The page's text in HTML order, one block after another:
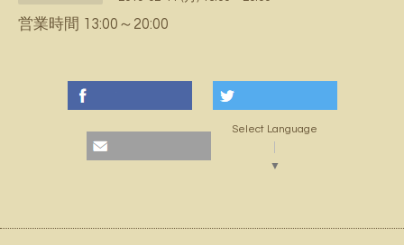
営業時間 13:00～20:00
Select Language
▼